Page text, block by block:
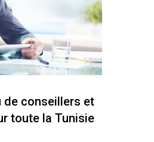
de conseillers et
toute la Tunisie